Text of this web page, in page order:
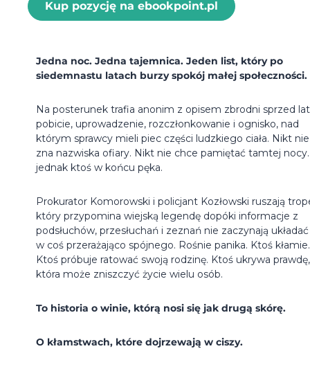
Kup pozycję na ebookpoint.pl
Jedna noc. Jedna tajemnica. Jeden list, który po
siedemnastu latach burzy spokój małej społeczności.
Na posterunek trafia anonim z opisem zbrodni sprzed
pobicie, uprowadzenie, rozczłonkowanie i ognisko, nad
którym sprawcy mieli piec części ludzkiego ciała. Nikt nie
zna nazwiska ofiary. Nikt nie chce pamiętać tamtej
jednak ktoś w końcu pęka.
Prokurator Komorowski i policjant Kozłowski ruszają
który przypomina wiejską legendę dopóki informacje z
podsłuchów, przesłuchań i zeznań nie zaczynają układać
w coś przerażająco spójnego. Rośnie panika. Ktoś kłamie.
Ktoś próbuje ratować swoją rodzinę. Ktoś ukrywa prawdę,
która może zniszczyć życie wielu osób.
To historia o winie, którą nosi się jak drugą skórę.
O kłamstwach, które dojrzewają w ciszy.